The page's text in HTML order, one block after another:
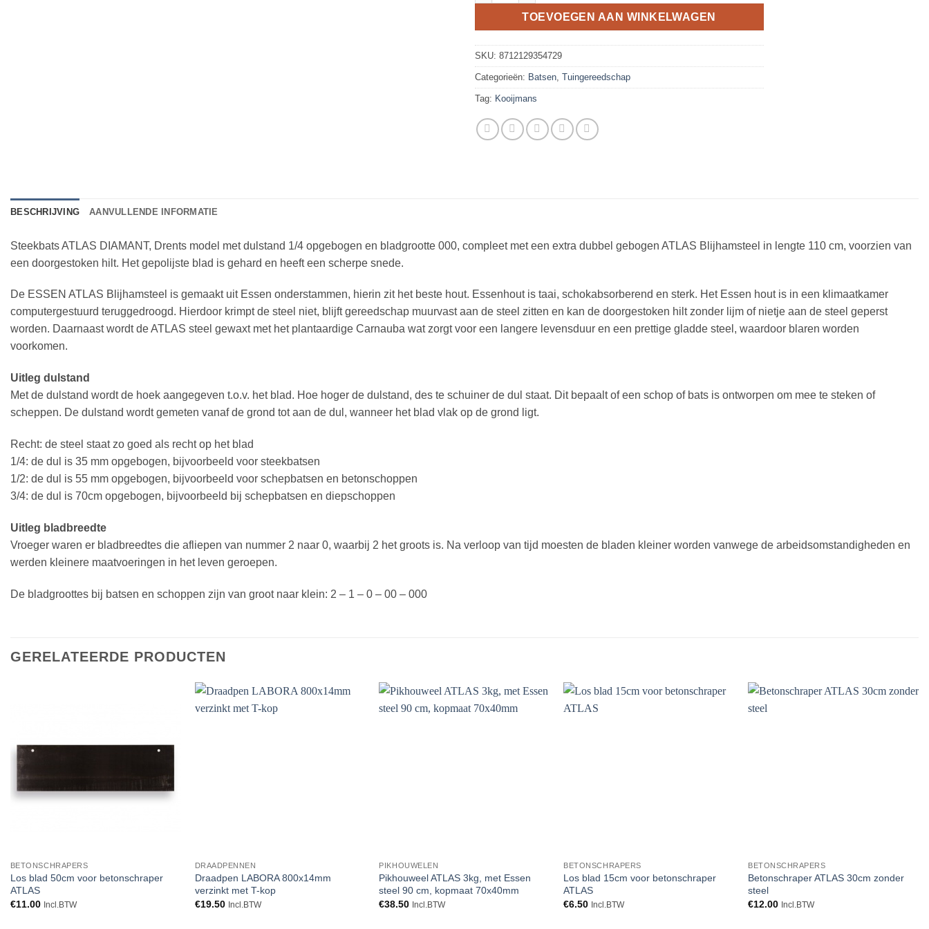
TOEVOEGEN AAN WINKELWAGEN
SKU: 8712129354729
Categorieën: Batsen Tuingereedschap
Tag: Kooijmans
BESCHRIJVING AANVULLENDE INFORMATIE
Steekbats ATLAS DIAMANT, Drents model met dulstand 1/4 opgebogen en bladgrootte 000, compleet met een extra dubbel gebogen ATLAS Blijhamsteel in lengte 110 cm, voorzien van
een doorgestoken hilt. Het gepolijste blad is gehard en heeft een scherpe snede.
De ESSEN ATLAS Blijhamsteel is gemaakt uit Essen onderstammen, hierin zit het beste hout. Essenhout is taai, schokabsorberend en sterk. Het Essen hout is in een klimaatkamer
computergestuurd teruggedroogd. Hierdoor krimpt de steel niet, blijft gereedschap muurvast aan de steel zitten en kan de doorgestoken hilt zonder lijm of nietje aan de steel geperst
worden. Daarnaast wordt de ATLAS steel gewaxt met het plantaardige Carnauba wat zorgt voor een langere levensduur en een prettige gladde steel, waardoor blaren worden
voorkomen.
Uitleg dulstand
Met de dulstand wordt de hoek aangegeven t.o.v. het blad. Hoe hoger de dulstand, des te schuiner de dul staat. Dit bepaalt of een schop of bats is ontworpen om mee te steken of
scheppen. De dulstand wordt gemeten vanaf de grond tot aan de dul, wanneer het blad vlak op de grond ligt.
Recht: de steel staat zo goed als recht op het blad
1/4: de dul is 35 mm opgebogen, bijvoorbeeld voor steekbatsen
1/2: de dul is 55 mm opgebogen, bijvoorbeeld voor schepbatsen en betonschoppen
3/4: de dul is 70cm opgebogen, bijvoorbeeld bij schepbatsen en diepschoppen
Uitleg bladbreedte
Vroeger waren er bladbreedtes die afliepen van nummer 2 naar 0, waarbij 2 het groots is. Na verloop van tijd moesten de bladen kleiner worden vanwege de arbeidsomstandigheden en
werden kleinere maatvoeringen in het leven geroepen.
De bladgroottes bij batsen en schoppen zijn van groot naar klein: 2 – 1 – 0 – 00 – 000
GERELATEERDE PRODUCTEN
BETONSCHRAPERS
Los blad 50cm voor betonschraper
ATLAS
€11.00 Incl.BTW
DRAADPENNEN
Draadpen LABORA 800x14mm
verzinkt met T-kop
€19.50 Incl.BTW
PIKHOUWELEN
Pikhouweel ATLAS 3kg, met Essen
steel 90 cm, kopmaat 70x40mm
€38.50 Incl.BTW
BETONSCHRAPERS
Los blad 15cm voor betonschraper
ATLAS
€6.50 Incl.BTW
BETONSCHRAPERS
Betonschraper ATLAS 30cm zonder
steel
€12.00 Incl.BTW